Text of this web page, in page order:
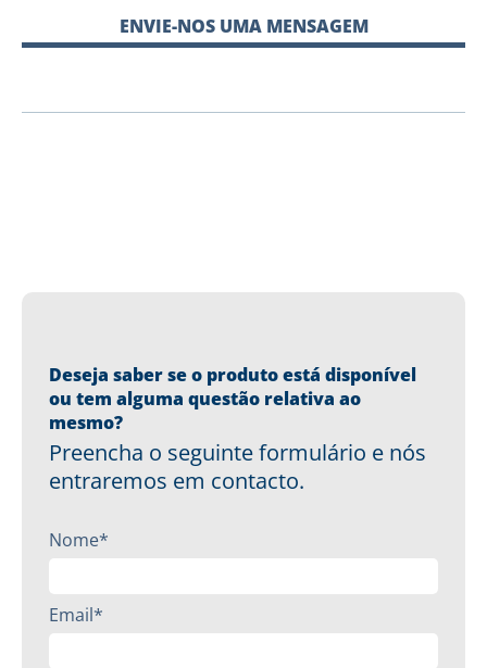
ENVIE-NOS UMA MENSAGEM
Deseja saber se o produto está disponível
ou tem alguma questão relativa ao
mesmo?
Preencha o seguinte formulário e nós
entraremos em contacto.
Nome*
Email*